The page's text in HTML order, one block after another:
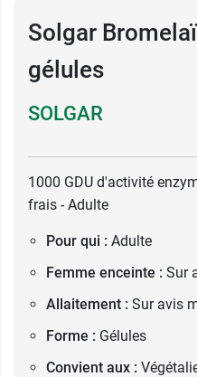
Solgar
gélules
SOLGAR
1000 GDU d'activité
frais - Adulte
Pour qui : Adulte
Femme enceinte : Sur
Allaitement : Sur avis
Forme : Gélules
Convient aux :